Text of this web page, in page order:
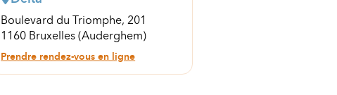
Boulevard du Triomphe, 201
1160 Bruxelles (Auderghem)
Prendre rendez-vous en ligne